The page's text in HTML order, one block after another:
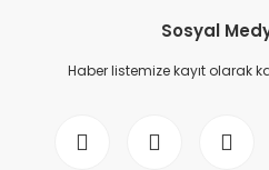
Sosyal
Haber listemize kayıt olarak